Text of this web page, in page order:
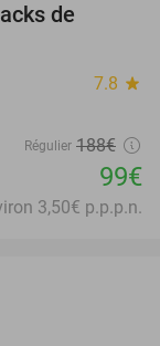
de
7.8 star
Régulier 188€
99€
3,50€ p.p.p.n.